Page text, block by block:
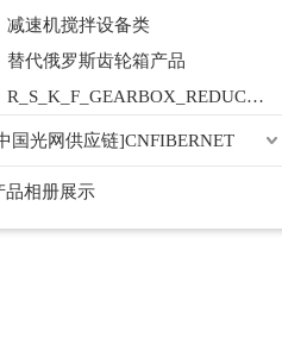
减速机搅拌设备类
替代俄罗斯齿轮箱产品
R_S_K_F_GEARBOX_REDUCER
国光网供应链]CNFIBERNET
品相册展示